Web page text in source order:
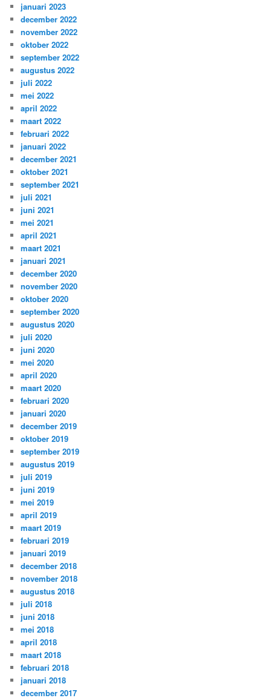
januari 2023
december 2022
november 2022
oktober 2022
september 2022
augustus 2022
juli 2022
mei 2022
april 2022
maart 2022
februari 2022
januari 2022
december 2021
oktober 2021
september 2021
juli 2021
juni 2021
mei 2021
april 2021
maart 2021
januari 2021
december 2020
november 2020
oktober 2020
september 2020
augustus 2020
juli 2020
juni 2020
mei 2020
april 2020
maart 2020
februari 2020
januari 2020
december 2019
oktober 2019
september 2019
augustus 2019
juli 2019
juni 2019
mei 2019
april 2019
maart 2019
februari 2019
januari 2019
december 2018
november 2018
augustus 2018
juli 2018
juni 2018
mei 2018
april 2018
maart 2018
februari 2018
januari 2018
december 2017